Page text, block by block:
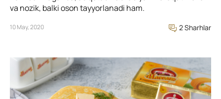
va nozik, balki oson tayyorlanadi ham.
10 May, 2020 2 Sharhlar